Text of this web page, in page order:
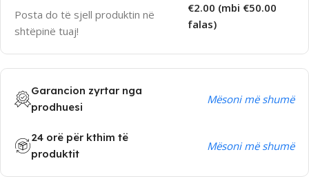
Posta do të sjell produktin në
shtëpinë tuaj!
€2.00 (mbi €50.00
falas)
Garancion zyrtar nga
prodhuesi
Mësoni më shumë
24 orë për kthim të
produktit
Mësoni më shumë